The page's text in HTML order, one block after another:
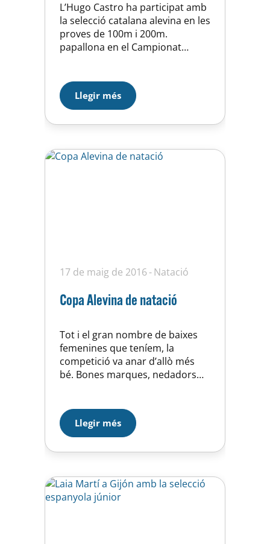
L’Hugo Castro ha participat amb
la selecció catalana alevina en les
proves de 100m i 200m.
papallona en el Campionat
aquest cap de setmana a
Castelló. La selecció d’Andalusia
ha guanyat el campionat amb un
total de 2085 punts i la selecció
que…
Llegir més
17 de maig de 2016 Natació
Copa Alevina de natació
Tot i el gran nombre de baixes
femenines que teníem, la
competició va anar d’allò més
bé. Bones marques, nedadors
sensacions i tot un dia per
gaudir de l’aigua. En resum, molt
bona competició a nivell
personal i a nivell collectiu ens
Llegir més